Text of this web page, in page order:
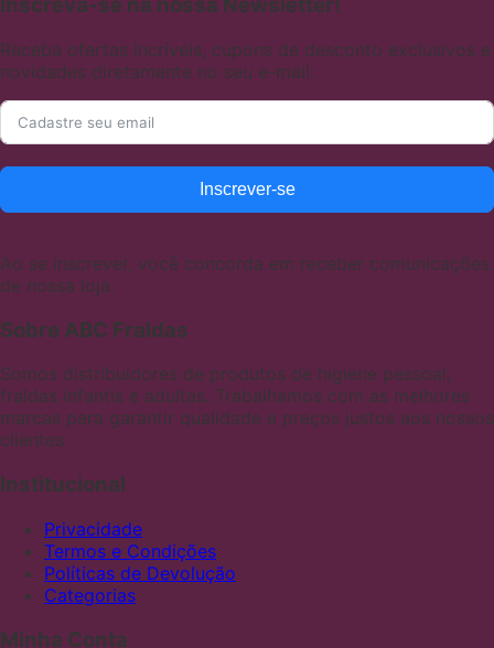
Inscreva-se na nossa Newsletter!
Receba ofertas incríveis, cupons de desconto exclusivos e
novidades diretamente no seu e-mail.
Inscrever-se
Ao se inscrever, você concorda em receber comunicações
de nossa loja.
Sobre ABC Fraldas
Somos distribuidores de produtos de higiene pessoal,
fraldas infantis e adultas. Trabalhamos com as melhores
marcas para garantir qualidade e preços justos aos nossos
clientes
Institucional
Privacidade
Termos e Condições
Políticas de Devolução
Categorias
Minha Conta